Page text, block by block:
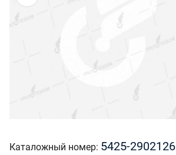
Каталожный номер 5425-2902126